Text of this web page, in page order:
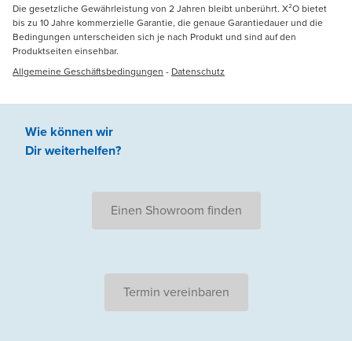
Die gesetzliche Gewährleistung von 2 Jahren bleibt unberührt. X²O bietet
bis zu 10 Jahre kommerzielle Garantie, die genaue Garantiedauer und die
Bedingungen unterscheiden sich je nach Produkt und sind auf den
Produktseiten einsehbar.
Allgemeine Geschäftsbedingungen - Datenschutz
Wie können wir
Dir weiterhelfen?
Einen Showroom finden
Termin vereinbaren